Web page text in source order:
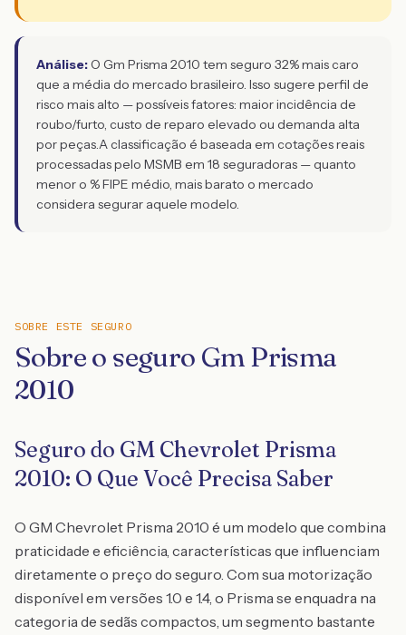
Análise: O Gm Prisma 2010 tem seguro 32% mais caro
que a média do mercado brasileiro. Isso sugere perfil de
risco mais alto — possíveis fatores: maior incidência de
roubo/furto, custo de reparo elevado ou demanda alta
por peças.A classificação é baseada em cotações reais
processadas pelo MSMB em 18 seguradoras — quanto
menor o % FIPE médio, mais barato o mercado
considera segurar aquele modelo.
SOBRE ESTE SEGURO
Sobre o seguro Gm Prisma
2010
Seguro do GM Chevrolet Prisma
2010: O Que Você Precisa Saber
O GM Chevrolet Prisma 2010 é um modelo que combina
praticidade e eficiência, características que influenciam
diretamente o preço do seguro. Com sua motorização
disponível em versões 1.0 e 1.4, o Prisma se enquadra na
categoria de sedãs compactos, um segmento bastante